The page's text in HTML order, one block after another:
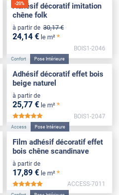
-20%
Adhésif décoratif imitation
chêne folk
à partir de 30,17 €
24,14 € le m² *
BOIS1-2046
Confort Pose Intérieure
Adhésif décoratif effet bois
beige naturel
à partir de
25,77 € le m² *
BOIS1-2047
Access Pose Intérieure
Film adhésif décoratif effet
bois chêne scandinave
à partir de
17,89 € le m² *
ACCESS-7011